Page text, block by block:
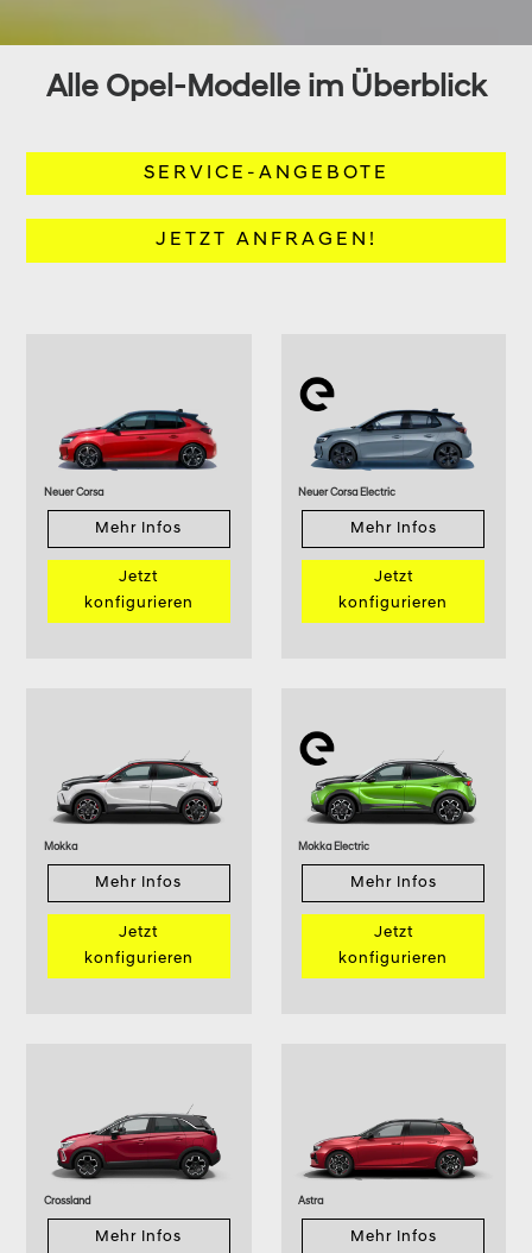
Alle Opel-Modelle im Überblick
SERVICE-ANGEBOTE
JETZT ANFRAGEN!
Neuer Corsa
Mehr Infos
Jetzt
konfigurieren
Neuer Corsa Electric
Mehr Infos
Jetzt
konfigurieren
Mokka
Mehr Infos
Jetzt
konfigurieren
Mokka Electric
Mehr Infos
Jetzt
konfigurieren
Crossland
Mehr Infos
Astra
Mehr Infos